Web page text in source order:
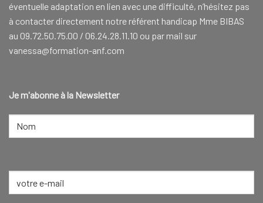
éventuelle adaptation en lien avec une difficulté, n’hésitez pas
à contacter directement notre référent handicap Mme BIBAS
au 09.72.50.75.00 / 06.24.28.11.10 ou par mail sur
vanessa@formation-anf.com
Je m'abonne à la Newsletter
NOM